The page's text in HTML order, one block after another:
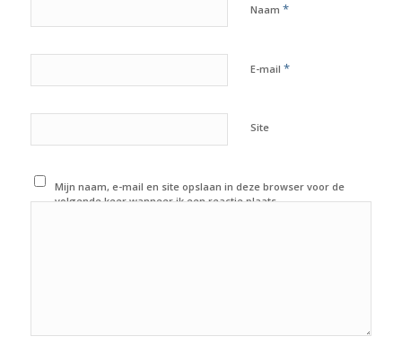
Naam *
E-mail *
Site
Mijn naam, e-mail en site opslaan in deze browser voor de
volgende keer wanneer ik een reactie plaats.